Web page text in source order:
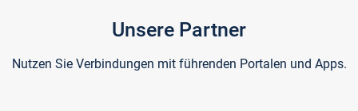
Unsere Partner
Nutzen Sie Verbindungen mit führenden Portalen und Apps.